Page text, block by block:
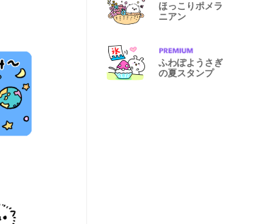
ほっこりポメラ
ニアン
ふわぽようさぎ
の夏スタンプ